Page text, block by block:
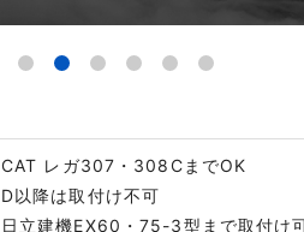
CAT レガ307・308CまでOK
D以降は取付け不可
日立建機EX60・75-3型まで取付け